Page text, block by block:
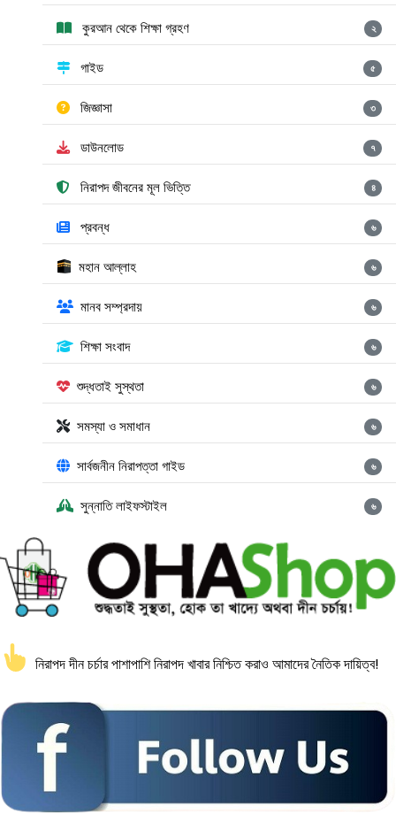
কুরআন থেকে শিক্ষা গ্রহণ ২
গাইড ৫
জিজ্ঞাসা ৩
ডাউনলোড ৭
নিরাপদ জীবনের মূল ভিত্তি ৪
প্রবন্ধ ৬
মহান আল্লাহ ৬
মানব সম্প্রদায় ৬
শিক্ষা সংবাদ ৬
শুদ্ধতাই সুস্থতা ৬
সমস্যা ও সমাধান ৬
সার্বজনীন নিরাপত্তা গাইড ৬
সুন্নাতি লাইফস্টাইল ৬
নিরাপদ দীন চর্চার পাশাপাশি নিরাপদ খাবার নিশ্চিত করাও আমাদের নৈতিক দায়িত্ব!